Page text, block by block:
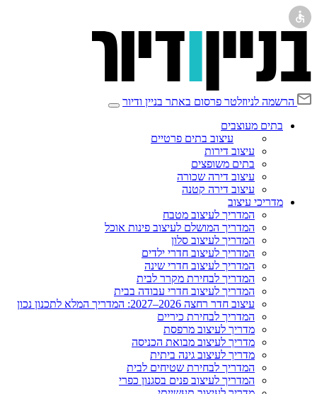
הרשמה לניוזלטר פרסום באתר בניין ודיור
בתים מעוצבים
עיצוב בתים פרטיים
עיצוב דירות
בתים משופצים
עיצוב דירה שכורה
עיצוב דירה קטנה
מדריכי עיצוב
המדריך לעיצוב מטבח
המדריך המושלם לעיצוב פינות אוכל
המדריך לעיצוב סלון
המדריך לעיצוב חדרי ילדים
המדריך לעיצוב חדרי שינה
המדריך לבחירת מקרר לבית
המדריך לעיצוב חדרי עבודה בבית
עיצוב חדר רחצה 2026–2027: המדריך המלא לתכנון נכון
המדריך לבחירת כיריים
מדריך לעיצוב מרפסת
מדריך לעיצוב מבואת הכניסה
מדריך לעיצוב גינה ביתית
המדריך לבחירת שטיחים לבית
המדריך לעיצוב פנים בסגנון כפרי